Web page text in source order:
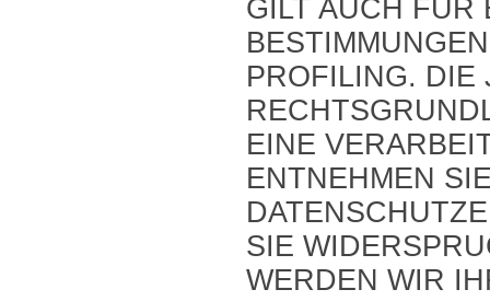
GILT AUCH FÜR
PROFILING. DIE
EINE
ENTNEHMEN
SIE
WERDEN WIR